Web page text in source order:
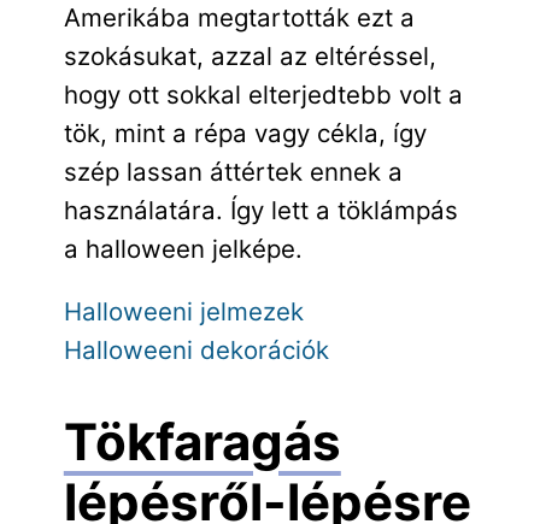
Amerikába megtartották ezt a
szokásukat, azzal az eltéréssel,
hogy ott sokkal elterjedtebb volt a
tök, mint a répa vagy cékla, így
szép lassan áttértek ennek a
használatára. Így lett a töklámpás
a halloween jelképe.
Halloweeni jelmezek
Halloweeni dekorációk
Tökfaragás
lépésről-lépésre